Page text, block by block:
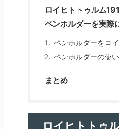
ロイヒトトゥルム
ペンホルダーを実際
ペンホルダーをロ
ペンホルダーの使
まとめ
ロイヒトトゥ